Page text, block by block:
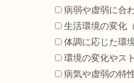
病弱や虚弱に合
生活環境の変化
体調に応じた環
環境の変化やス
病気や虚弱の特